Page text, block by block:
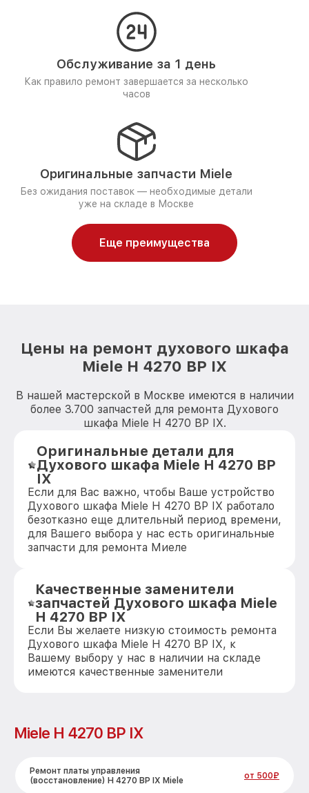
Обслуживание за 1 день
Как правило ремонт завершается за несколько
часов
Оригинальные запчасти Miele
Без ожидания поставок — необходимые детали
уже на складе в Москве
Еще преимущества
Цены на ремонт духового шкафа
Miele H 4270 BP IX
В нашей мастерской в Москве имеются в наличии
более 3.700 запчастей для ремонта Духового
шкафа Miele H 4270 BP IX.
Оригинальные детали для
Духового шкафа Miele H 4270 BP
IX
Если для Вас важно, чтобы Ваше устройство
Духового шкафа Miele H 4270 BP IX работало
безотказно еще длительный период времени,
для Вашего выбора у нас есть оригинальные
запчасти для ремонта Миеле
Качественные заменители
запчастей Духового шкафа Miele
H 4270 BP IX
Если Вы желаете низкую стоимость ремонта
Духового шкафа Miele H 4270 BP IX, к
Вашему выбору у нас в наличии на складе
имеются качественные заменители
Miele H 4270 BP IX
Ремонт платы управления
(восстановление) H 4270 BP IX Miele
от 500₽